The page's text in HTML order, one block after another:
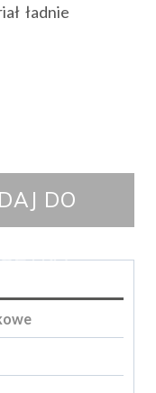
zł.ładnie
DO